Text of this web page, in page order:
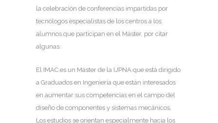
la celebración de conferencias impartidas por
tecnólogos especialistas de los centros a los
alumnos que participan en el Máster, por citar
algunas.
El IMAC es un Máster de la UPNA que está dirigido
a Graduados en Ingeniería que están interesados
en aumentar sus competencias en el campo del
diseño de componentes y sistemas mecánicos.
Los estudios se orientan especialmente hacia los